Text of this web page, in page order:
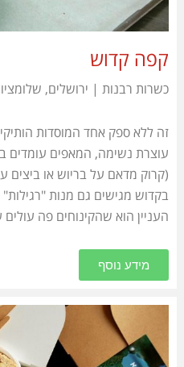
קפה קדוש
כשרות רבנות | ירושלים,
זה ללא ספק אחד המוסדות
עוצרת נשימה, המאפים עומדים
(קרוק מדאם על בריוש או
בקדוש מגישים גם מנות
העניין הוא שהקינוחים פה
מידע נוסף